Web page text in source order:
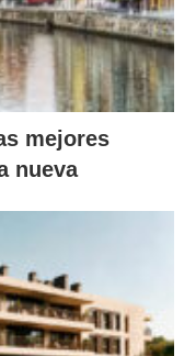
mejores
nueva